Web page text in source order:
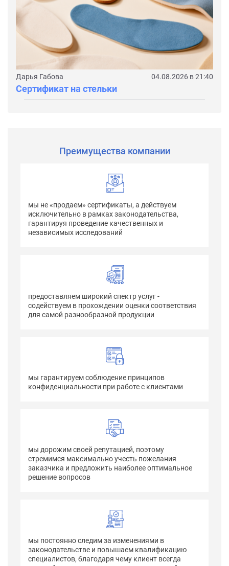
Дарья Габова 04.08.2026 в 21:40
Сертификат на стельки
Преимущества компании
мы не «продаем» сертификаты, а действуем
исключительно в рамках законодательства,
гарантируя проведение качественных и
независимых исследований
предоставляем широкий спектр услуг -
содействуем в прохождении оценки соответствия
для самой разнообразной продукции
мы гарантируем соблюдение принципов
конфиденциальности при работе с клиентами
мы дорожим своей репутацией, поэтому
стремимся максимально учесть пожелания
заказчика и предложить наиболее оптимальное
решение вопросов
мы постоянно следим за изменениями в
законодательстве и повышаем квалификацию
специалистов, благодаря чему клиент всегда